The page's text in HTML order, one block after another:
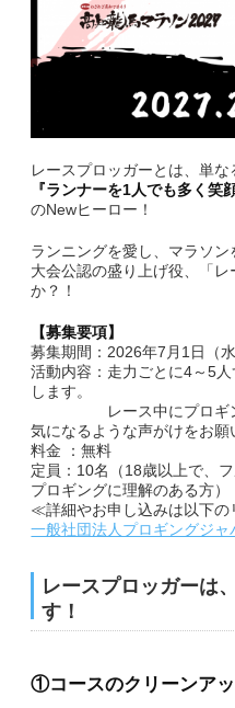
大会データ
コース（給水、関門等）
Q&A | お問い合わせ
Q&A
お問い合わせ
English
レースプロッガーとは、単な
『ランナーを1人でも多く笑
のNewヒーロー！
ランニングを愛し、マラソン
大会公認の盛り上げ役、「
か？！
【募集要項】
募集期間：2026年7月1日（
活動内容：走力ごとに4～5
します。
レース中にプロギング
気になるような声がけをお願
料金 ：無料
定員：10名（18歳以上で、
プロギングに理解のある方）
≪詳細やお申し込みは以下
一般社団法人プロギングジャ
レースプロッガーは
す！
①コースのクリーンア